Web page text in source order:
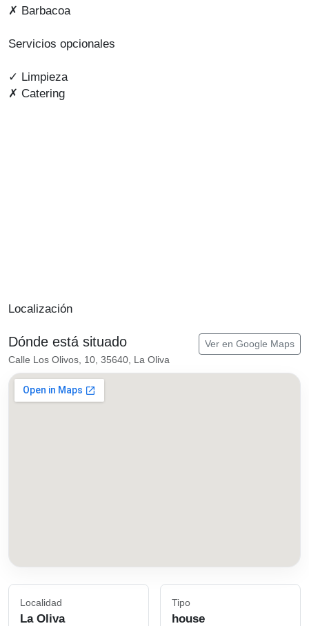
✗ Barbacoa
Servicios opcionales
✓ Limpieza
✗ Catering
Localización
Dónde está situado
Calle Los Olivos, 10, 35640, La Oliva
Ver en Google Maps
Localidad
La Oliva
Tipo
house